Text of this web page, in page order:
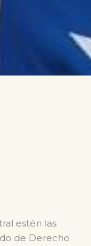
estén las
de Derecho